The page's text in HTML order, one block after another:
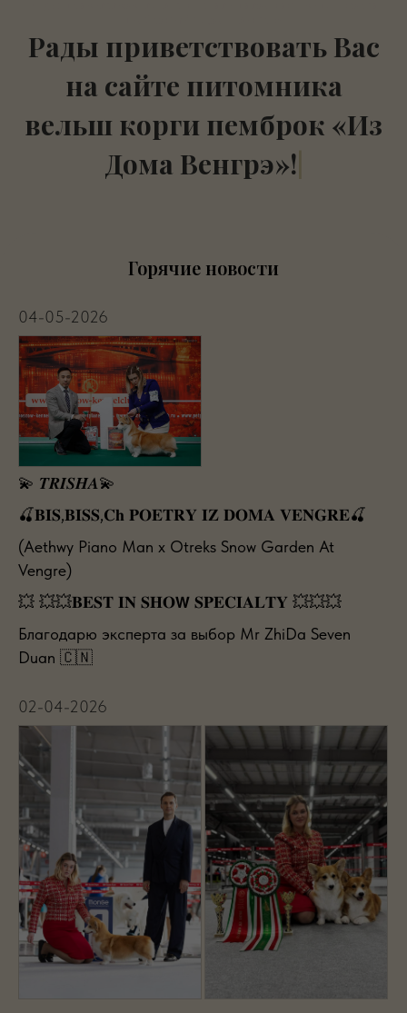
Рады приветствовать Вас
на сайте питомника
вельш корги пемброк «Из
Дома Венгрэ»!
Горячие новости
04-05-2026
💫 𝑻𝑹𝑰𝑺𝑯𝑨💫
🍒𝐁𝐈𝐒,𝐁𝐈𝐒𝐒,𝐂𝐡 𝐏𝐎𝐄𝐓𝐑𝐘 𝐈𝐙 𝐃𝐎𝐌𝐀 𝐕𝐄𝐍𝐆𝐑𝐄🍒
(Aethwy Piano Man x Otreks Snow Garden At
Vengre)
💥 💥💥𝐁𝐄𝐒𝐓 𝐈𝐍 𝐒𝐇𝐎𝗪 𝐒𝐏𝐄𝐂𝐈𝐀𝐋𝐓𝐘 💥💥💥
Благодарю эксперта за выбор Mr ZhiDa Seven
Duan 🇨🇳
02-04-2026